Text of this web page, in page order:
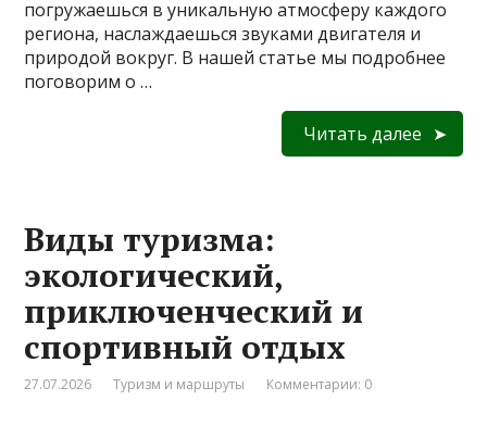
погружаешься в уникальную атмосферу каждого
региона, наслаждаешься звуками двигателя и
природой вокруг. В нашей статье мы подробнее
поговорим о …
Читать далее
Виды туризма:
экологический,
приключенческий и
спортивный отдых
27.07.2026 Туризм и маршруты Комментарии: 0